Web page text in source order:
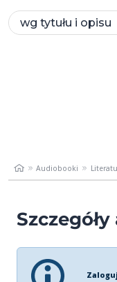
Audiobooki